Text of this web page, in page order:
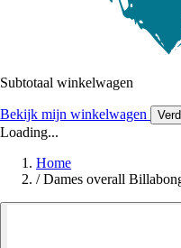
Subtotaal winkelwagen
Bekijk mijn winkelwagen
Loading...
Home
/ Dames overall